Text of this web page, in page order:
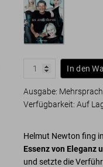
In den
Ausgabe:
Verfügbarkeit:Auf
Helmut Newton fing
Essenz von Eleganz
und setzte die